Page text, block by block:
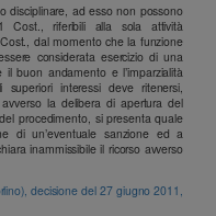
disciplinare, ad esso non possono
Cost., riferibili alla sola attività
dal momento che la funzione
considerata esercizio di una
buon andamento e l’imparzialità
superiori interessi deve ritenersi,
la delibera di apertura del
procedimento, si presenta quale
di un’eventuale sanzione ed a
inammissibile il ricorso avverso
decisione del 27 giugno 2011,